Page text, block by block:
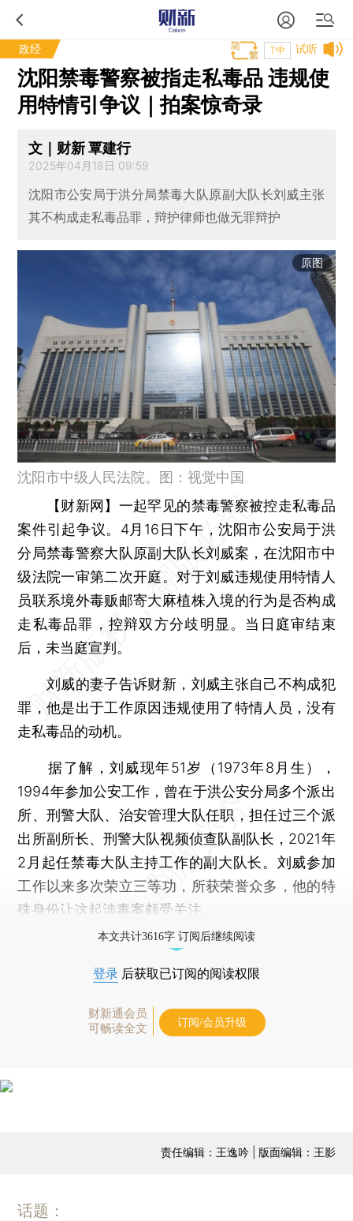
政经 试听
T中
沈阳禁毒警察被指走私毒品 违规使
用特情引争议｜拍案惊奇录
文｜财新 覃建行
2025年04月18日 09:59
沈阳市公安局于洪分局禁毒大队原副大队长刘威主张
其不构成走私毒品罪，辩护律师也做无罪辩护
原图
沈阳市中级人民法院。图：视觉中国
【财新网】 一起罕见的禁毒警察被控走私毒品
案件引起争议。4月16日下午，沈阳市公安局于洪
分局禁毒警察大队原副大队长刘威案，在沈阳市中
级法院一审第二次开庭。对于刘威违规使用特情人
员联系境外毒贩邮寄大麻植株入境的行为是否构成
走私毒品罪，控辩双方分歧明显。当日庭审结束
后，未当庭宣判。
刘威的妻子告诉财新，刘威主张自己不构成犯
罪，他是出于工作原因违规使用了特情人员，没有
走私毒品的动机。
据了解，刘威现年51岁（1973年8月生），
1994年参加公安工作，曾在于洪公安分局多个派出
所、刑警大队、治安管理大队任职，担任过三个派
出所副所长、刑警大队视频侦查队副队长，2021年
2月起任禁毒大队主持工作的副大队长。刘威参加
工作以来多次荣立三等功，所获荣誉众多，他的特
殊身份让这起涉毒案颇受关注。
本文共计3616字 订阅后继续阅读
登录 后获取已订阅的阅读权限
财新通会员
可畅读全文
订阅/会员升级
责任编辑：王逸吟 | 版面编辑：王影
话题：